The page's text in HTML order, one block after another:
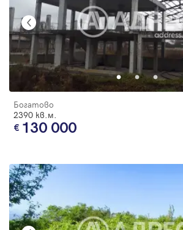
Богатово
2390 кв.м.
130 000